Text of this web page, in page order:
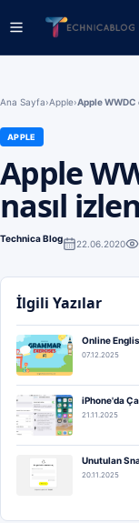
Ana Sayfa›Apple›Apple
APPLE
Apple
nasıl
Technica Blog 22.06.2020
İlgili Yazılar
Online
07.12.2025
iPhone'da
21.11.2025
Unutulan
20.11.2025